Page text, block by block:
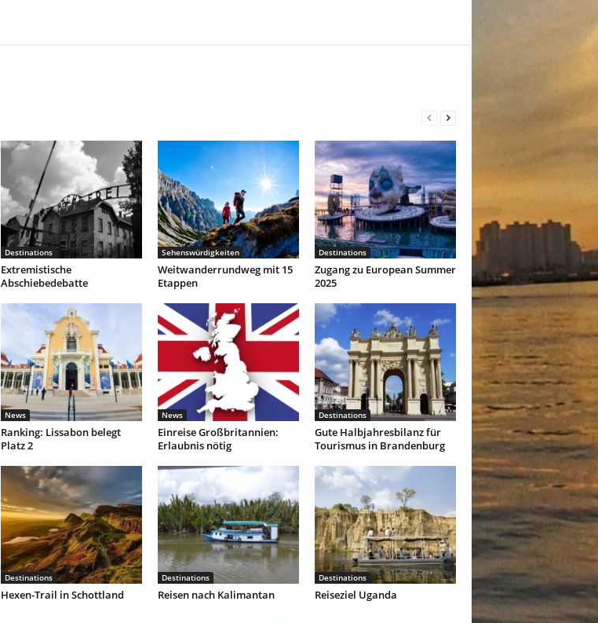
Destinations
Extremistische
Abschiebedebatte
Sehenswürdigkeiten
Weitwanderrundweg mit 15
Etappen
Destinations
Zugang zu European Summer
2025
News
Ranking: Lissabon belegt
Platz 2
News
Einreise Großbritannien:
Erlaubnis nötig
Destinations
Gute Halbjahresbilanz für
Tourismus in Brandenburg
Destinations
Hexen-Trail in Schottland
Destinations
Reisen nach Kalimantan
Destinations
Reiseziel Uganda